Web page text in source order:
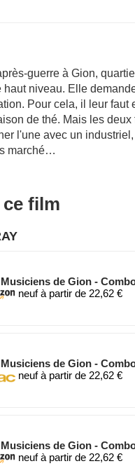
guerre à Gion,
niveau. Elle
Pour cela, il leur
de thé. Mais les
l'une avec un
marché…
film
de Gion -
neuf à partir de 22,62 €
de Gion -
neuf à partir de 22,62 €
de Gion -
neuf à partir de 22,62 €